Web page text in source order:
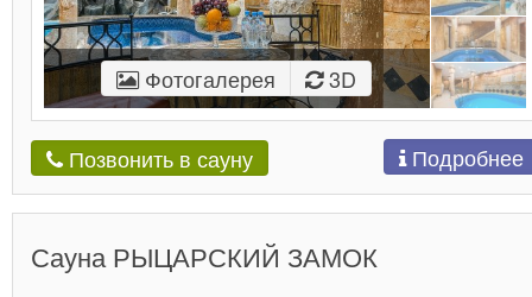
Фотогалерея 3D
Позвонить в сауну Подробнее
Сауна РЫЦАРСКИЙ ЗАМОК